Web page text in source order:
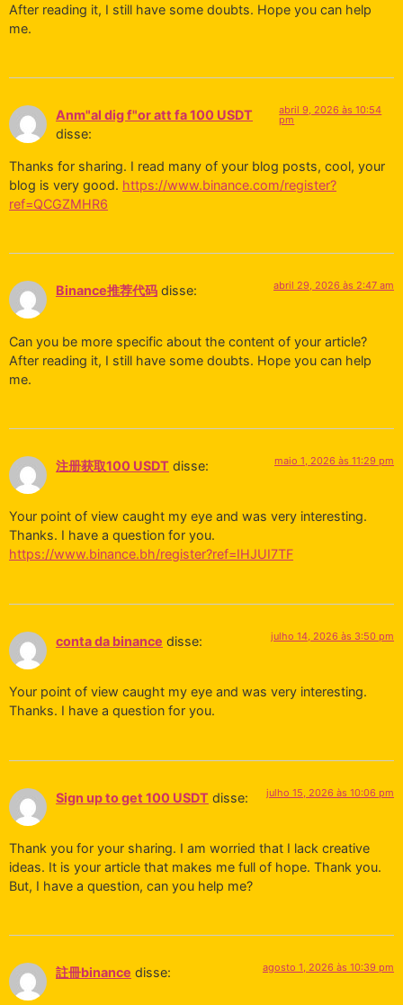
After reading it, I still have some doubts. Hope you can help
me.
Anm"al dig f"or att fa 100 USDT
disse:
abril 9, 2026 às 10:54
pm
Thanks for sharing. I read many of your blog posts, cool, your
blog is very good. https://www.binance.com/register?
ref=QCGZMHR6
Binance推荐代码 disse: abril 29, 2026 às 2:47 am
Can you be more specific about the content of your article?
After reading it, I still have some doubts. Hope you can help
me.
注册获取100 USDT disse: maio 1, 2026 às 11:29 pm
Your point of view caught my eye and was very interesting.
Thanks. I have a question for you.
https://www.binance.bh/register?ref=IHJUI7TF
conta da binance disse: julho 14, 2026 às 3:50 pm
Your point of view caught my eye and was very interesting.
Thanks. I have a question for you.
Sign up to get 100 USDT disse: julho 15, 2026 às 10:06 pm
Thank you for your sharing. I am worried that I lack creative
ideas. It is your article that makes me full of hope. Thank you.
But, I have a question, can you help me?
註冊binance disse: agosto 1, 2026 às 10:39 pm